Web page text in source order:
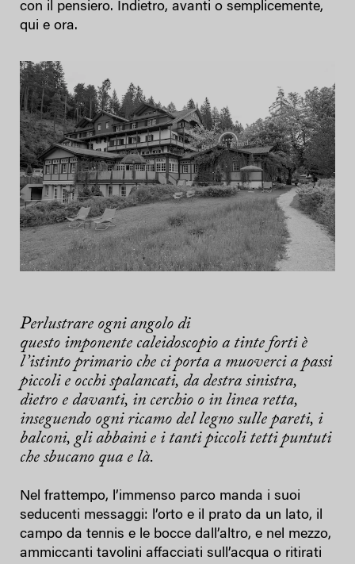
con il pensiero. Indietro, avanti o semplicemente,
qui e ora.
Perlustrare ogni angolo di
questo imponente caleidoscopio a tinte forti è
l’istinto primario che ci porta a muoverci a passi
piccoli e occhi spalancati, da destra sinistra,
dietro e davanti, in cerchio o in linea retta,
inseguendo ogni ricamo del legno sulle pareti, i
balconi, gli abbaini e i tanti piccoli tetti puntuti
che sbucano qua e là.
Nel frattempo, l’immenso parco manda i suoi
seducenti messaggi: l’orto e il prato da un lato, il
campo da tennis e le bocce dall’altro, e nel mezzo,
ammiccanti tavolini affacciati sull’acqua o ritirati